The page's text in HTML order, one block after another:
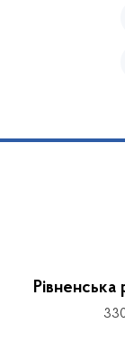
Рівненська